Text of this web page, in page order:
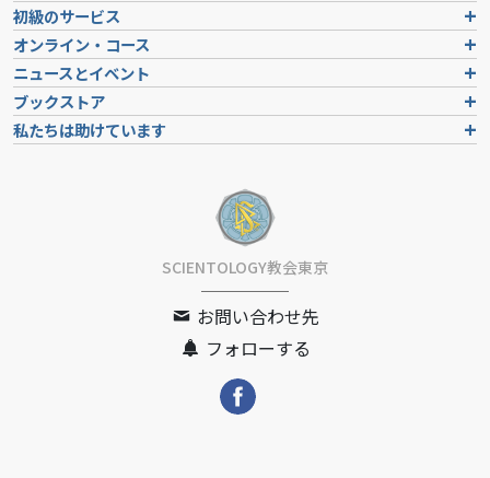
初級のサービス
オンライン・コース
ニュースとイベント
ブックストア
私たちは助けています
SCIENTOLOGY教会東京
お問い合わせ先
フォローする